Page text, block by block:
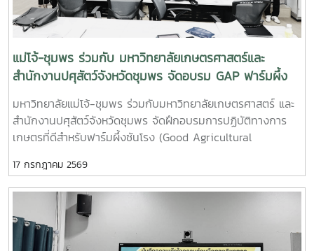
แม่โจ้-ชุมพร ร่วมกับ มหาวิทยาลัยเกษตรศาสตร์และ
สำนักงานปศุสัตว์จังหวัดชุมพร จัดอบรม GAP ฟาร์มผึ้ง
ชันโรง ยกระดับมาตรฐานการเลี้ยงสู่การพัฒนาเศรษฐกิจ
ชุมชนอย่างยั่งยืน
มหาวิทยาลัยแม่โจ้-ชุมพร ร่วมกับมหาวิทยาลัยเกษตรศาสตร์ และ
สำนักงานปศุสัตว์จังหวัดชุมพร จัดฝึกอบรมการปฏิบัติทางการ
เกษตรที่ดีสำหรับฟาร์มผึ้งชันโรง (Good Agricultural
กรกฎาคม พ.ศ. 2569 ณ ห้องประชุมชั้นดาดฟ้า อาคารบุญรอด
ศุภอุดมฤกษ์ มหาวิทยาลัยแม่โจ้-ชุมพรในการนี้ ดร.ฐิระ ทองเหลือ
คณบดีมหาวิทยาลัยแม่โจ้-ชุมพร เป็นประธานกล่าวเปิดการอบรม
และอาจารย์วีรชัย เพชรสุทธิ์ รองคณบดีฝ่ายวิชาการ วิจัยและ
บริการวิชาการ กล่าวต้อนรับผู้เข้าร่วมอบรม โดยได้รับเกียรติจาก
17 กรกฎาคม 2569